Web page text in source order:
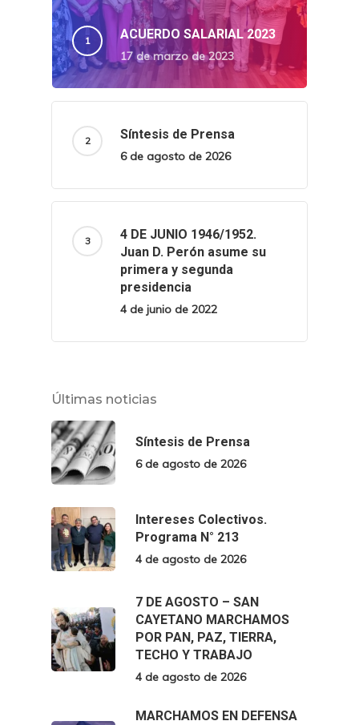
ACUERDO SALARIAL 2023
17 de marzo de 2023
Síntesis de Prensa
6 de agosto de 2026
4 DE JUNIO 1946/1952.
Juan D. Perón asume su
primera y segunda
presidencia
4 de junio de 2022
Últimas noticias
Síntesis de Prensa
6 de agosto de 2026
Intereses Colectivos.
Programa N° 213
4 de agosto de 2026
7 DE AGOSTO – SAN
CAYETANO MARCHAMOS
POR PAN, PAZ, TIERRA,
TECHO Y TRABAJO
4 de agosto de 2026
MARCHAMOS EN DEFENSA